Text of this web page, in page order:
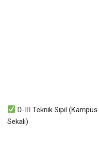
D-III Teknik Sipil
Sekali)